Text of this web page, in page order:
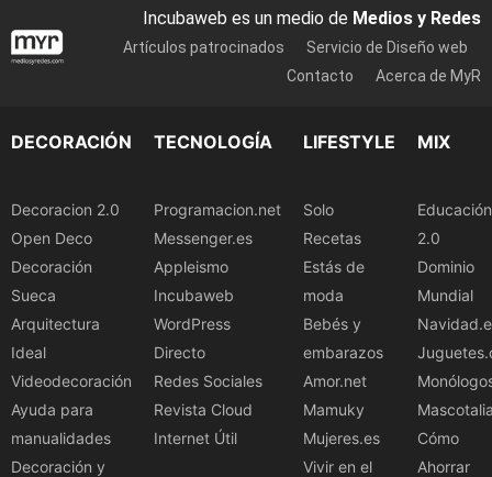
Incubaweb es un medio de Medios y Redes
Artículos patrocinados
Servicio de Diseño web
Contacto
Acerca de MyR
DECORACIÓN
Decoracion 2.0
Open Deco
Decoración
Sueca
Arquitectura
Ideal
Videodecoración
Ayuda para
manualidades
Decoración y
TECNOLOGÍA
Programacion.net
Messenger.es
Appleismo
Incubaweb
WordPress
Directo
Redes Sociales
Revista Cloud
Internet Útil
LIFESTYLE
Solo
Recetas
Estás de
moda
Bebés y
embarazos
Amor.net
Mamuky
Mujeres.es
Vivir en el
MIX
Educación
2.0
Dominio
Mundial
Cómo
Ahorrar